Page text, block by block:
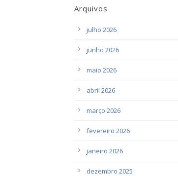
Arquivos
julho 2026
junho 2026
maio 2026
abril 2026
março 2026
fevereiro 2026
janeiro 2026
dezembro 2025